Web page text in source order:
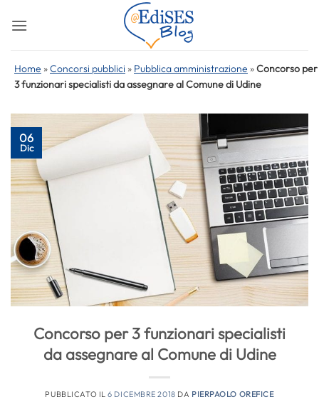
Home »Concorsi pubblici » Pubblica amministrazione »Concorso per
3 funzionari specialisti da assegnare al Comune di Udine
06
Dic
Concorso per 3 funzionari specialisti
da assegnare al Comune di Udine
PUBBLICATO IL6 DICEMBRE 2018 DA PIERPAOLO OREFICE